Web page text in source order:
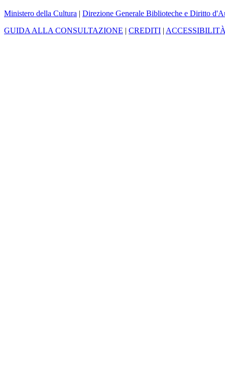
Ministero della Cultura | Direzione Generale Biblioteche e Diritto
GUIDA ALLA CONSULTAZIONE | CREDITI |